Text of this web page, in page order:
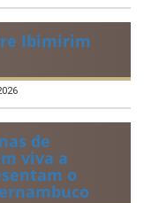
Ibimirim
de
viva a
o